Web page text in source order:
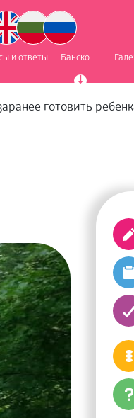
и ответы Банско
готовить